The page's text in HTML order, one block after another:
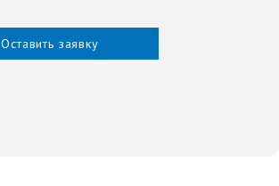
Оставить заявку